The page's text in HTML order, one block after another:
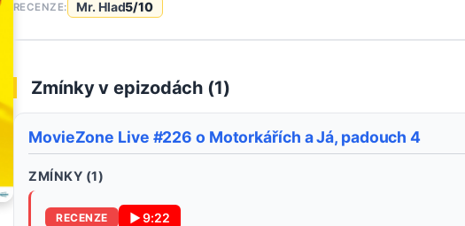
RECENZE: Mr. Hlad5/10
Zmínky v epizodách (1)
MovieZone Live #226 o Motorkářích a Já, padouch 4
ZMÍNKY (1)
RECENZE ▶9:22